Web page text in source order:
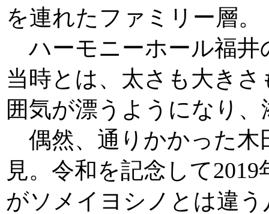
を連れたファミリー層。
ハーモニーホール福井
当時とは、太さも大き
囲気が漂うようになり
偶然、通りかかった木
見。令和を記念して
がソメイヨシノとは違